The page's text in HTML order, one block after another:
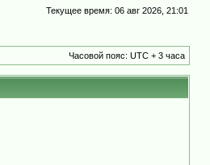
Текущее время: 06 авг 2026, 21:01
Часовой пояс: UTC + 3 часа